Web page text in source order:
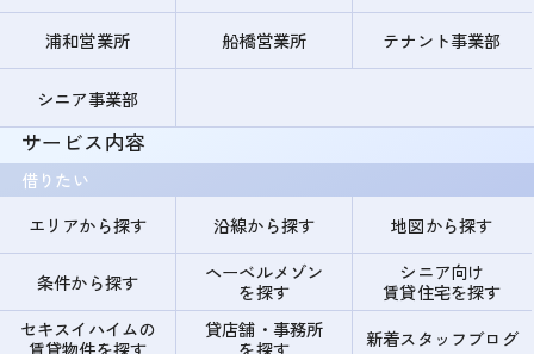
浦和営業所 船橋営業所 テナント事業部
シニア事業部
サービス内容
借りたい
エリアから探す
沿線から探す 地図から探す
条件から探す
ヘーベルメゾン
を探す
シニア向け
賃貸住宅を探す
セキスイハイムの
賃貸物件を探す
貸店舗・事務所
を探す
新着スタッフブログ